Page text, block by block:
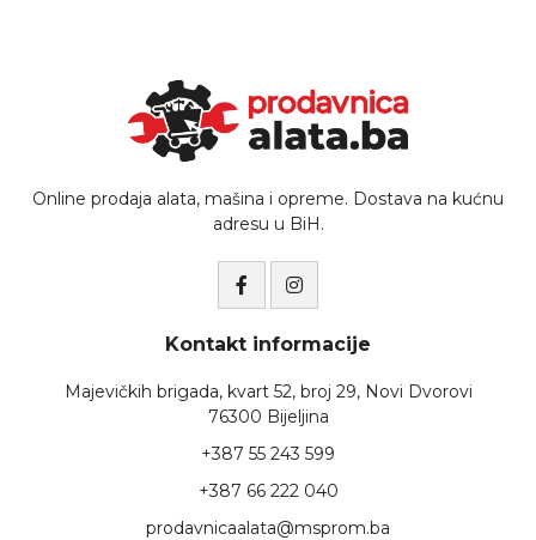
Online prodaja alata, mašina i opreme. Dostava na kućnu
adresu u BiH.
Kontakt informacije
Majevičkih brigada, kvart 52, broj 29, Novi Dvorovi
76300 Bijeljina
+387 55 243 599
+387 66 222 040
prodavnicaalata@msprom.ba